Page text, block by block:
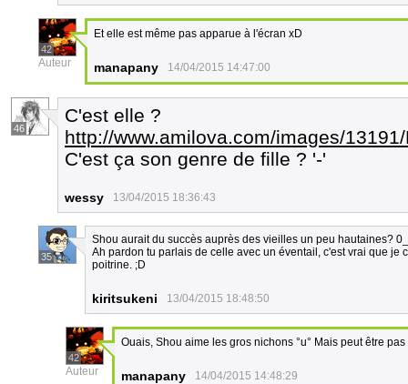
42
Auteur
Et elle est même pas apparue à l'écran xD
manapany 14/04/2015 14:47:00
46
C'est elle ?
http://www.amilova.com/images/
C'est ça son genre de fille ? '-'
wessy 13/04/2015 18:36:43
35
Shou aurait du succès auprès des vieilles un peu hautaines?
Ah pardon tu parlais de celle avec un éventail, c'est vrai que je
poitrine. ;D
kiritsukeni 13/04/2015 18:48:50
42
Auteur
Ouais, Shou aime les gros nichons °u° Mais peut être
manapany 14/04/2015 14:48:29